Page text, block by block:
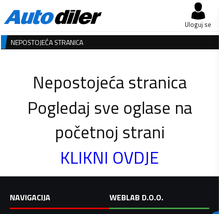
Uloguj se
NEPOSTOJEĆA STRANICA
Nepostojeća stranica
Pogledaj sve oglase na
početnoj strani
KLIKNI OVDJE
NAVIGACIJA
WEBLAB D.O.O.